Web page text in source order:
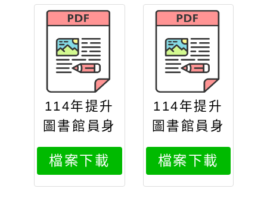
114年提升
圖書館員身
心障礙服務
專業知能工
作坊計劃書
檔案下載
114年提升
圖書館員身
心障礙服務
專業知能工
作坊海報
檔案下載